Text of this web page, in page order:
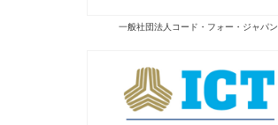
一般社団法人コード・フォー・ジャパン